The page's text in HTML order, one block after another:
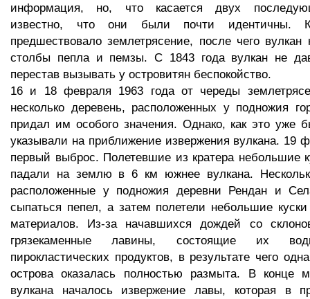
информация, но, что касается двух
известно, что они были почти идентичны.
предшествовало землетрясение, после чего вулкан
столбы пепла и пемзы. С 1843 года вулкан не
перестав вызывать у островитян беспокойство.
16 и 18 февраля 1963 года от череды
несколько деревень, расположенных у подножия
придал им особого значения. Однако, как это уже
указывали на приближение извержения вулкана. 19
первый выброс. Полетевшие из кратера небольшие
падали на землю в 6 км южнее вулкана.
расположенные у подножия деревни Рендан и
сыпаться пепел, а затем полетели небольшие куски
материалов. Из-за начавшихся дождей со
грязекаменные лавины, состоящие их
пирокластических продуктов, в результате чего
острова оказалась полностью размыта. В конце
вулкана началось извержение лавы, которая в